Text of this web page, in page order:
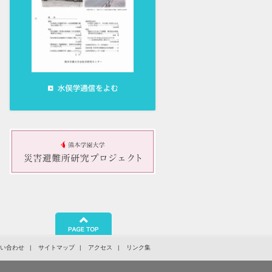
合わせ サイトマップ アクセス リンク集